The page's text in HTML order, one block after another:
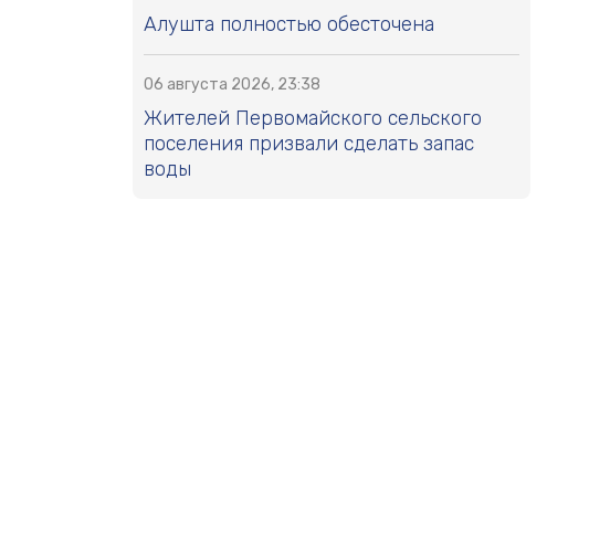
Алушта полностью обесточена
06 августа 2026, 23:38
Жителей Первомайского сельского
поселения призвали сделать запас
воды